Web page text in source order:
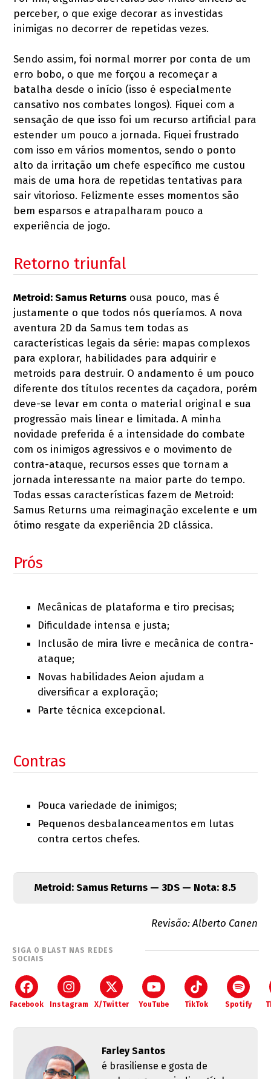
perceber, o que exige decorar as investidas
inimigas no decorrer de repetidas vezes.
Sendo assim, foi normal morrer por conta de um
erro bobo, o que me forçou a recomeçar a
batalha desde o início (isso é especialmente
cansativo nos combates longos). Fiquei com a
sensação de que isso foi um recurso artificial para
estender um pouco a jornada. Fiquei frustrado
com isso em vários momentos, sendo o ponto
alto da irritação um chefe específico me custou
mais de uma hora de repetidas tentativas para
sair vitorioso. Felizmente esses momentos são
bem esparsos e atrapalharam pouco a
experiência de jogo.
Retorno triunfal
Metroid: Samus Returns ousa pouco, mas é
justamente o que todos nós queríamos. A nova
aventura 2D da Samus tem todas as
características legais da série: mapas complexos
para explorar, habilidades para adquirir e
metroids para destruir. O andamento é um pouco
diferente dos títulos recentes da caçadora, porém
deve-se levar em conta o material original e sua
progressão mais linear e limitada. A minha
novidade preferida é a intensidade do combate
com os inimigos agressivos e o movimento de
contra-ataque, recursos esses que tornam a
jornada interessante na maior parte do tempo.
Todas essas características fazem de Metroid:
Samus Returns uma reimaginação excelente e um
ótimo resgate da experiência 2D clássica.
Prós
Mecânicas de plataforma e tiro precisas;
Dificuldade intensa e justa;
Inclusão de mira livre e mecânica de contra-
ataque;
Novas habilidades Aeion ajudam a
diversificar a exploração;
Parte técnica excepcional.
Contras
Pouca variedade de inimigos;
Pequenos desbalanceamentos em lutas
contra certos chefes.
Metroid: Samus Returns — 3DS — Nota: 8.5
Revisão: Alberto Canen
SIGA O BLAST NAS REDES
SOCIAIS
Facebook Instagram X/Twitter YouTube TikTok Spotify
Farley Santos
é brasiliense e gosta de